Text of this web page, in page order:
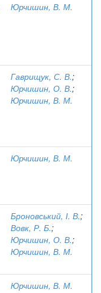
Юрчишин, В. М.
Гаврищук, С. В.;
Юрчишин, О. В.;
Юрчишин, В. М.
Юрчишин, В. М.
Броновський, І. В.;
Вовк, Р. Б.;
Юрчишин, О. В.;
Юрчишин, В. М.
Юрчишин, В. М.